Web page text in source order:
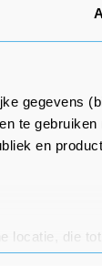
gegevens
te
en
locatie, die
op